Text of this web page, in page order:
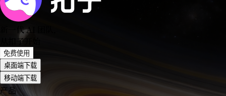
新一代 AI 团队
从扣子开始
免费使用
桌面端下载
移动端下载
产品